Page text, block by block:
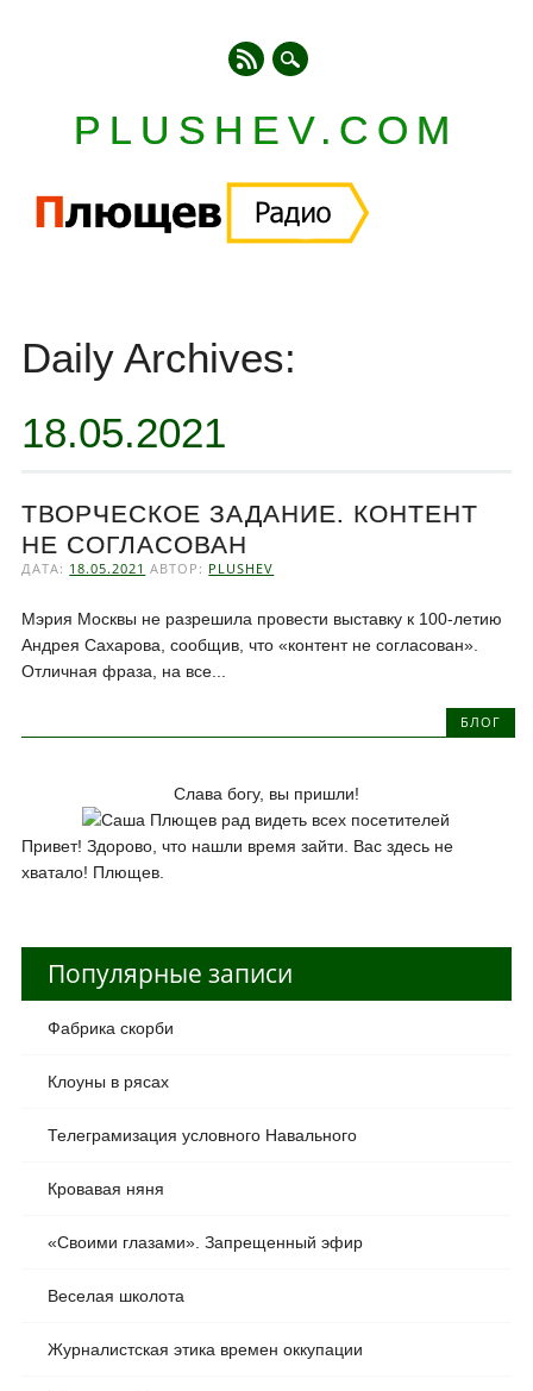
PLUSHEV.COM
content
Daily Archives:
18.05.2021
ТВОРЧЕСКОЕ ЗАДАНИЕ. КОНТЕНТ
НЕ СОГЛАСОВАН
ДАТА: 18.05.2021 АВТОР: PLUSHEV
Мэрия Москвы не разрешила провести выставку к 100-летию
Андрея Сахарова, сообщив, что «контент не согласован».
Отличная фраза, на все...
БЛОГ
Слава богу, вы пришли!
Привет! Здорово, что нашли время зайти. Вас здесь не
хватало! Плющев.
Популярные записи
Фабрика скорби
Клоуны в рясах
Телеграмизация условного Навального
Кровавая няня
«Своими глазами». Запрещенный эфир
Веселая школота
Журналистская этика времен оккупации